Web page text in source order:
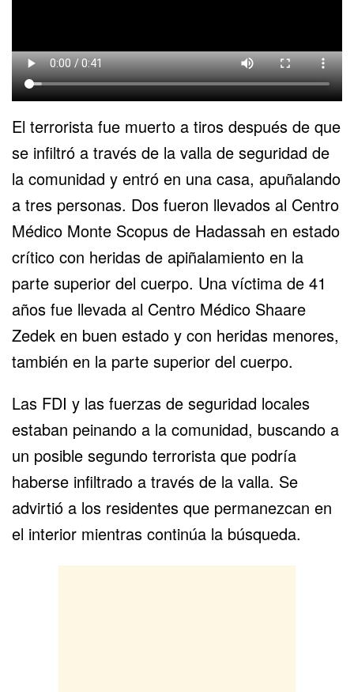
El terrorista fue muerto a tiros después de que
se infiltró a través de la valla de seguridad de
la comunidad y entró en una casa, apuñalando
a tres personas. Dos fueron llevados al Centro
Médico Monte Scopus de Hadassah en estado
crítico con heridas de apiñalamiento en la
parte superior del cuerpo. Una víctima de 41
años fue llevada al Centro Médico Shaare
Zedek en buen estado y con heridas menores,
también en la parte superior del cuerpo.
Las FDI y las fuerzas de seguridad locales
estaban peinando a la comunidad, buscando a
un posible segundo terrorista que podría
haberse infiltrado a través de la valla. Se
advirtió a los residentes que permanezcan en
el interior mientras continúa la búsqueda.